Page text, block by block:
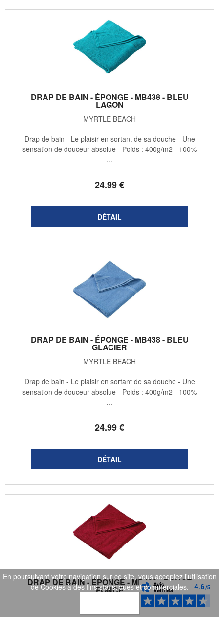
DRAP DE BAIN - ÉPONGE - MB438 - BLEU
LAGON
MYRTLE BEACH
24.99€
Drap de bain - Le plaisir en sortant de sa douche - Une
sensation de douceur absolue - Poids : 400g/m2 - 100%
...
DRAP DE BAIN - ÉPONGE - MB438 - BLEU
GLACIER
MYRTLE BEACH
24.99€
Drap de bain - Le plaisir en sortant de sa douche - Une
sensation de douceur absolue - Poids : 400g/m2 - 100%
...
DRAP DE BAIN - ÉPONGE - MB438 - ROUGE
FONCÉ
En poursuivant votre navigation sur ce site, vous acceptez l'utilisation
de Cookies à des fins statistiques et commerciales.